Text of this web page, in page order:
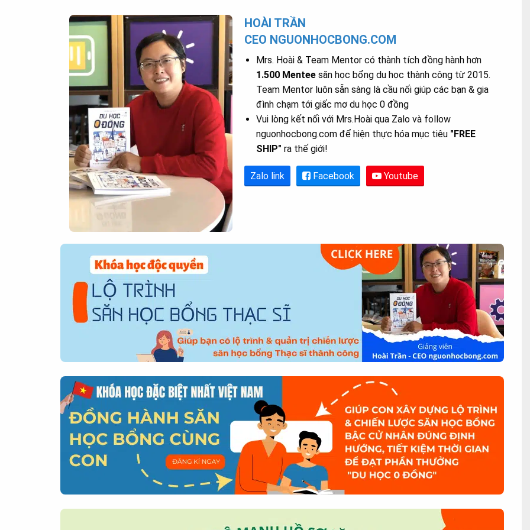
HOÀI TRẦN
CEO NGUONHOCBONG.COM
Mrs. Hoài & Team Mentor có thành tích đồng hành hơn
1.500 Mentee săn học bổng du học thành công từ 2015.
Team Mentor luôn sẵn sàng là cầu nối giúp các bạn & gia
đình chạm tới giấc mơ du học 0 đồng
Vui lòng kết nối với Mrs.Hoài qua Zalo và follow
nguonhocbong.com để hiện thực hóa mục tiêu "FREE
SHIP" ra thế giới!
Zalo link Facebook Youtube